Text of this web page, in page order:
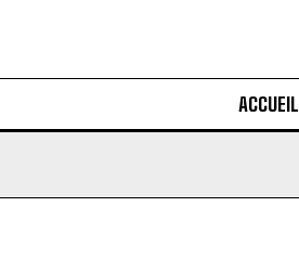
ACCUEIL